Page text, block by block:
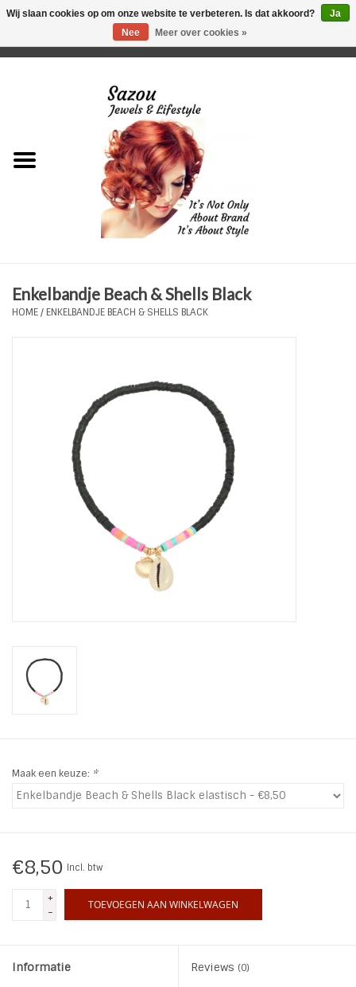
Just for Him
Plus Size Sieraden
Haaraccesoires
Zonnebrillen
Ohlala Jewels
LIFESTYLE PRODUCTEN
SALE
Enkelbandje Beach & Shells Black
HOME/ ENKELBANDJE BEACH & SHELLS BLACK
Maak een keuze: *
€8,50 Incl. btw
+
-
TOEVOEGEN AAN WINKELWAGEN
Informatie Reviews (0)
Wij slaan cookies op om onze website te verbeteren. Is dat akkoord?
Ja
Nee
Meer over cookies »